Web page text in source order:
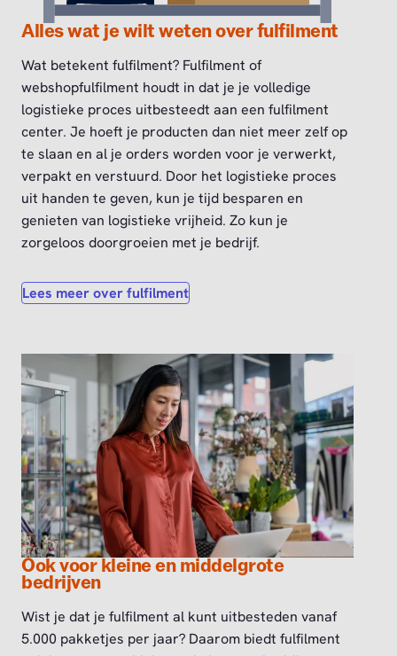
Alles wat je wilt weten over fulfilment
Wat betekent fulfilment? Fulfilment of
webshopfulfilment houdt in dat je je volledige
logistieke proces uitbesteedt aan een fulfilment
center. Je hoeft je producten dan niet meer zelf op
te slaan en al je orders worden voor je verwerkt,
verpakt en verstuurd. Door het logistieke proces
uit handen te geven, kun je tijd besparen en
genieten van logistieke vrijheid. Zo kun je
zorgeloos doorgroeien met je bedrijf.
Lees meer over fulfilment
Ook voor kleine en middelgrote
bedrijven
Wist je dat je fulfilment al kunt uitbesteden vanaf
5.000 pakketjes per jaar? Daarom biedt fulfilment